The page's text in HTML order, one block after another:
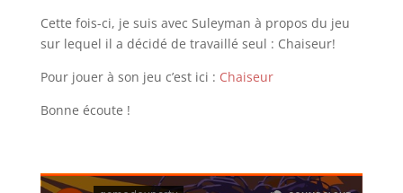
Cette fois-ci, je suis avec Suleyman à propos du jeu
sur lequel il a décidé de travaillé seul : Chaiseur!
Pour jouer à son jeu c’est ici : Chaiseur
Bonne écoute !